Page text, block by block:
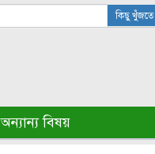
কিছু খুঁজতে
অন্যান্য বিষয়